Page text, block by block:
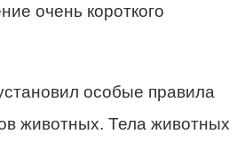
очень короткого
особые правила
животных. Тела животных